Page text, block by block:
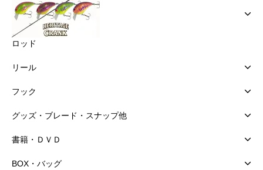
ロッド
リール
フック
グッズ・ブレード・スナップ他
書籍・ＤＶＤ
BOX・バッグ